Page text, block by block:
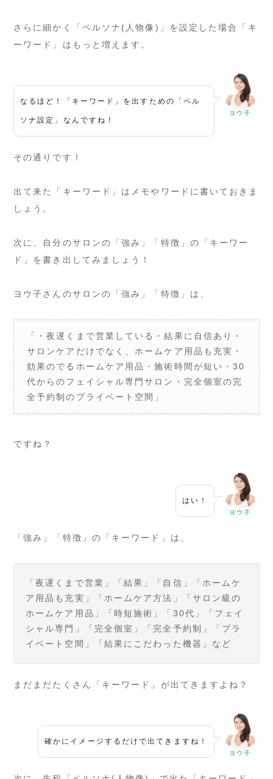
さらに細かく「ペルソナ(人物像)」を設定した場合「キ
ーワード」はもっと増えます。
なるほど！「キーワード」を出すための「ペル
ソナ設定」なんですね！
ヨウ子
その通りです！
出て来た「キーワード」はメモやワードに書いておきま
しょう。
次に、自分のサロンの「強み」「特徴」の「キーワー
ド」を書き出してみましょう！
ヨウ子さんのサロンの「強み」「特徴」は、
「・夜遅くまで営業している・結果に自信あり・
サロンケアだけでなく、ホームケア用品も充実・
効果のでるホームケア用品・施術時間が短い・30
代からのフェイシャル専門サロン・完全個室の完
全予約制のプライベート空間」
ですね？
はい！
ヨウ子
「強み」「特徴」の「キーワード」は、
「夜遅くまで営業」「結果」「自信」「ホームケ
ア用品も充実」「ホームケア方法」「サロン級の
ホームケア用品」「時短施術」「30代」「フェイ
シャル専門」「完全個室」「完全予約制」「プラ
イベート空間」「結果にこだわった機器」など
まだまだたくさん「キーワード」が出てきますよね？
確かにイメージするだけで出てきますね！
ヨウ子